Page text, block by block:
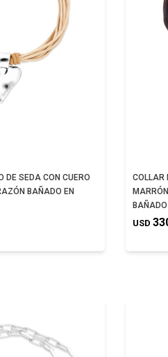
DE SEDA CON CUERO
BAÑADO EN
COLLAR
USD